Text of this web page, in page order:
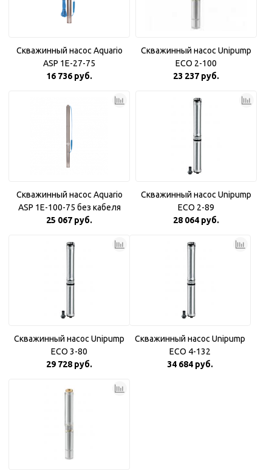
Скважинный насос Aquario
ASP 1E-27-75
16 736 руб.
Скважинный насос Unipump
ECO 2-100
23 237 руб.
Скважинный насос Aquario
ASP 1E-100-75 без кабеля
25 067 руб.
Скважинный насос Unipump
ECO 2-89
28 064 руб.
Скважинный насос Unipump
ECO 3-80
29 728 руб.
Скважинный насос Unipump
ECO 4-132
34 684 руб.